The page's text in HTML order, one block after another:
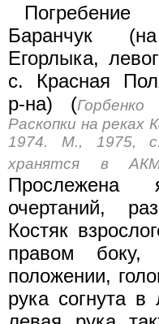
Баранчук
Егорлыка,
с. Красная
р-на) (
Раскопки на реках
1974. М., 1975,
хранятся в
Прослежена
очертаний,
Костяк
правом боку,
положении,
рука согнута в